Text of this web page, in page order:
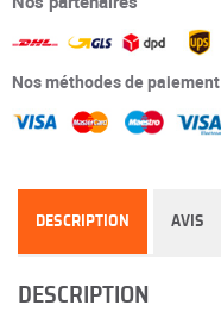
Nos méthodes de paiement
DESCRIPTION AVIS
DESCRIPTION